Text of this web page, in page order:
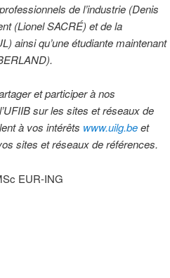
de l’industrie (Denis
(Lionel SACRÉ) et de la
ainsi qu’une étudiante maintenant
et participer à nos
sur les sites et réseaux de
à vos intérêts www.uilg.beet
sites et réseaux de références.
EUR-ING